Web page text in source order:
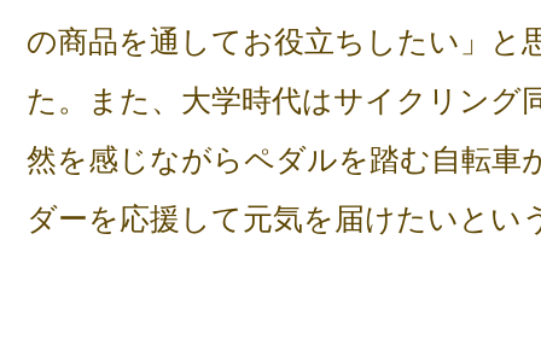
の商品を通してお役立ちしたい」と
た。また、大学時代はサイクリング
然を感じながらペダルを踏む自転車
ダーを応援して元気を届けたいとい